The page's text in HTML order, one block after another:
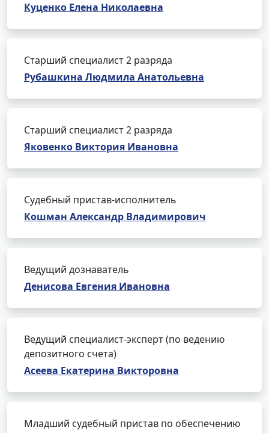
Куценко Елена Николаевна
Старший специалист 2 разряда
Рубашкина Людмила Анатольевна
Старший специалист 2 разряда
Яковенко Виктория Ивановна
Судебный пристав-исполнитель
Кошман Александр Владимирович
Ведущий дознаватель
Денисова Евгения Ивановна
Ведущий специалист-эксперт (по ведению
депозитного счета)
Асеева Екатерина Викторовна
Младший судебный пристав по обеспечению